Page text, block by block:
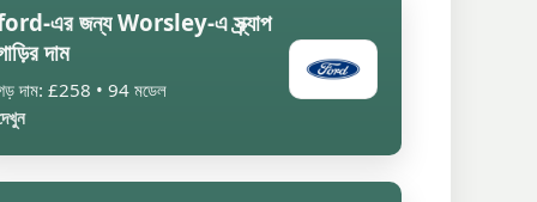
এর জন্য Worsley-এ স্ক্র্যাপ
দাম
দাম: £258 • 94 মডেল